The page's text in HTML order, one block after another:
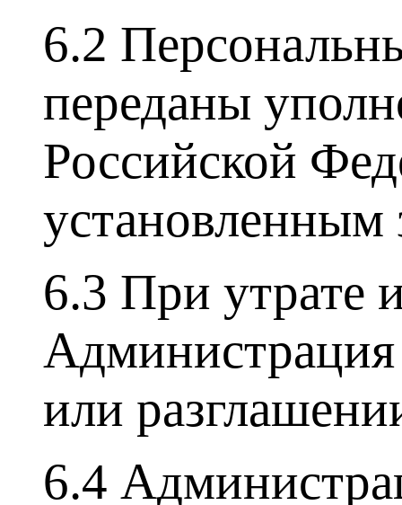
6.2
переданы
Российской
установленным
6.3 При утрате
Администрация
или
6.4